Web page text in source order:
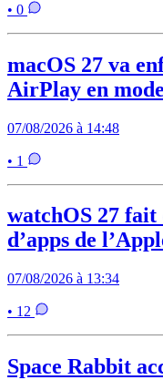
• 0
macOS 27 va
AirPlay en
07/08/2026 à 14:48
• 1
watchOS 27
d’apps de
07/08/2026 à 13:34
• 12
Space Rabbit